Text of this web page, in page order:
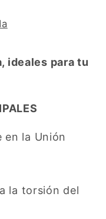
ideales para tu
en la Unión
la torsión del